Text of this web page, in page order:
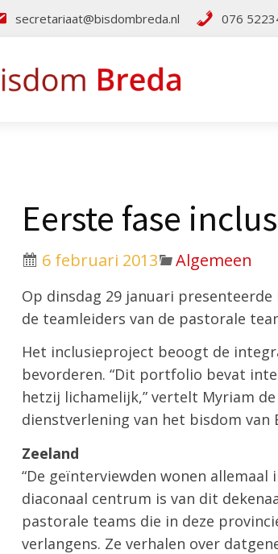
secretariaat@bisdombreda.nl 076
Eerste fase
6 februari 2013 Algemeen
Op dinsdag 29 januari
de teamleiders van de pastorale
Het inclusieproject beoogt de
bevorderen. “Dit portfolio bevat
hetzij lichamelijk,” vertelt Myriam
dienstverlening van het bisdom van
Zeeland
“De geïnterviewden wonen
diaconaal centrum is van dit
pastorale teams die in deze
verlangens. Ze verhalen over